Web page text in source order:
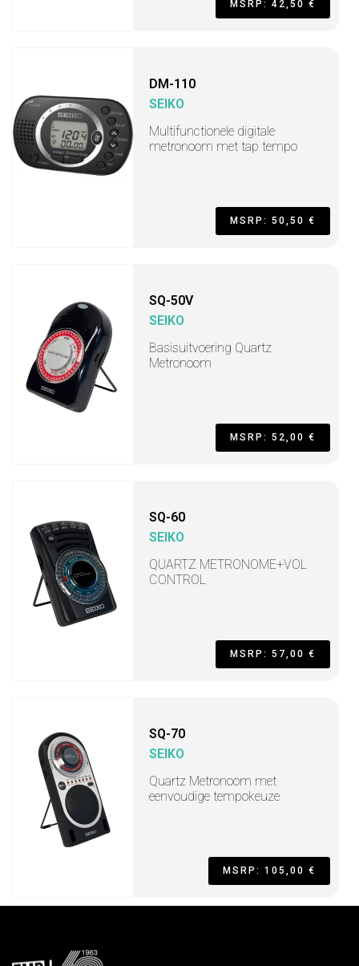
MSRP: 42,50 €
DM-110
SEIKO
Multifunctionele digitale
metronoom met tap tempo
MSRP: 50,50 €
SQ-50V
SEIKO
Basisuitvoering Quartz
Metronoom
MSRP: 52,00 €
SQ-60
SEIKO
QUARTZ METRONOME+VOL
CONTROL
MSRP: 57,00 €
SQ-70
SEIKO
Quartz Metronoom met
eenvoudige tempokeuze
MSRP: 105,00 €